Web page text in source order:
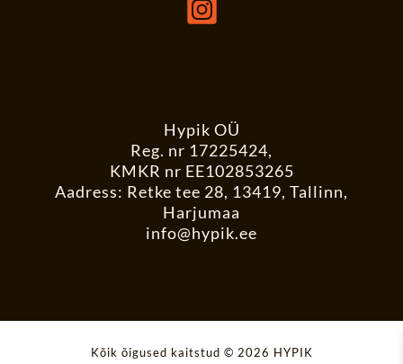
Hypik OÜ
Reg. nr 17225424,
KMKR nr EE102853265
Aadress: Retke tee 28, 13419, Tallinn,
Harjumaa
info@hypik.ee
Kõik õigused kaitstud © 2026 HYPIK